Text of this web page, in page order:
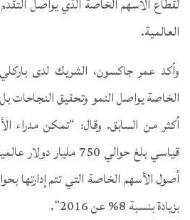
العالمية.
وأكد عمر جاكسون، الشريك لدى
الخاصة يواصل النمو وتحقيق النجاحات
أكثر من السابق. وقال: “تمكن مدراء
بزيادة بنسبة 8% عن 2016”.